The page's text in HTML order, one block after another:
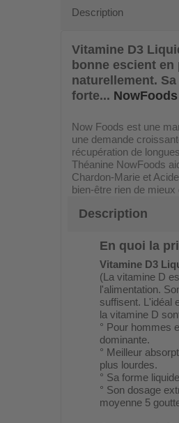
Description
Vitamine D3
bonne escient
naturellement.
forte...
Now Foods est une
une demande
récupération de
Théanine NowFoods
Chardon-Marie et
bien-être rien de
Description
En quoi la
Vitamine D3
(La vitamine D
l'alimentation.
suffisent. L'idéal
la vitamine D
° Pour hommes
dominante.
° Meilleur
plus lourdes.
° Sa forme
° Son dosage
moyenne 5